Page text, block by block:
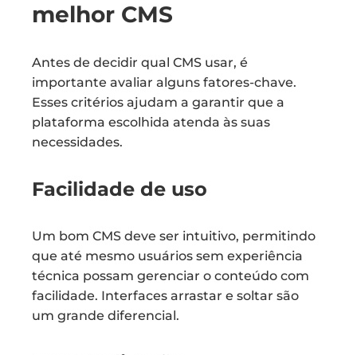
melhor CMS
Antes de decidir qual CMS usar, é
importante avaliar alguns fatores-chave.
Esses critérios ajudam a garantir que a
plataforma escolhida atenda às suas
necessidades.
Facilidade de uso
Um bom CMS deve ser intuitivo, permitindo
que até mesmo usuários sem experiência
técnica possam gerenciar o conteúdo com
facilidade. Interfaces arrastar e soltar são
um grande diferencial.